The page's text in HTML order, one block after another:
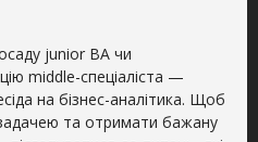
junior ВА чи
middle-спеціаліста —
на бізнес-аналітика. Щоб
та отримати бажану